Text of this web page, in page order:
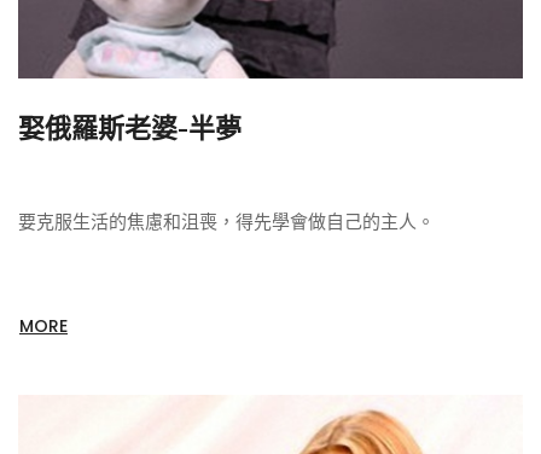
娶俄羅斯老婆-半夢
要克服生活的焦慮和沮喪，得先學會做自己的主人。
MORE